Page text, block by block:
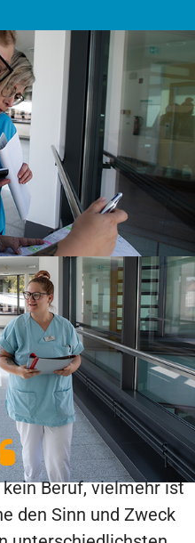
Beruf, vielmehr ist
den Sinn und Zweck